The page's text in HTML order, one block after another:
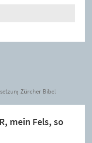
Zürcher Bibel
mein Fels, so